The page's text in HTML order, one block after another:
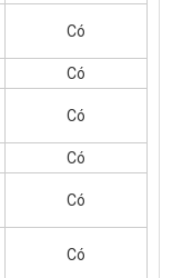
Có
Có
Có
Có
Có
Có